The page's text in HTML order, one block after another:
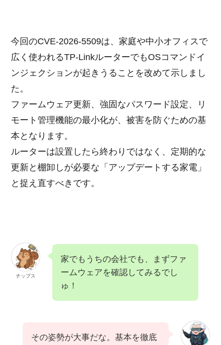
今回のCVE-2026-5509は、家庭や中小オフィスで
広く使われるTP-LinkルーターでもOSコマンドイ
ンジェクションが起きうることを改めて示しまし
た。
ファームウェア更新、強固なパスワード設定、リ
モート管理機能の最小化が、被害を防ぐための基
本となります。
ルーターは設置したら終わりではなく、定期的な
更新と棚卸しが必要な「アップデートする家電」
と捉え直すべきです。
チップス
家でもうちの会社でも、まずファ
ームウェアを確認してみるでし
ゅ！
その姿勢が大事だな。基本を徹底